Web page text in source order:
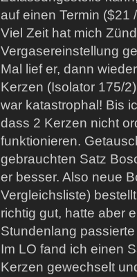
auf einen Termin ($21
Viel Zeit hat mich
Vergasereinstellung
Mal lief er, dann
Kerzen (Isolator 175/
war katastrophal! Bis
dass 2 Kerzen nicht
funktionieren.
gebrauchten Satz
er besser. Also neue
Vergleichsliste)
richtig gut, hatte aber
Stundenlang
Im LO fand ich einen
Kerzen gewechselt